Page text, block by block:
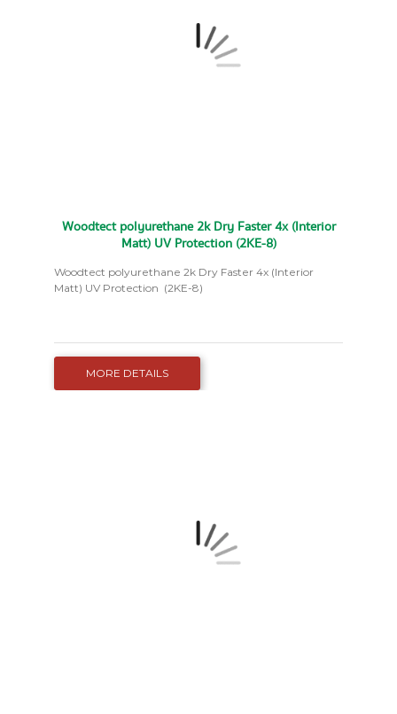
Woodtect polyurethane 2k Dry Faster 4x (Interior
Matt) UV Protection (2KE-8)
Woodtect polyurethane 2k Dry Faster 4x (Interior
Matt) UV Protection (2KE-8)
MORE DETAILS